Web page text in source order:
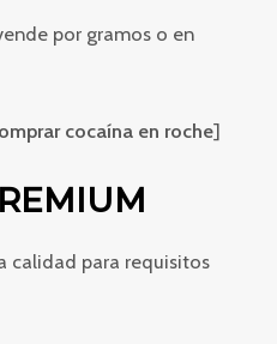
por gramos o en
cocaína en roche]
calidad para requisitos